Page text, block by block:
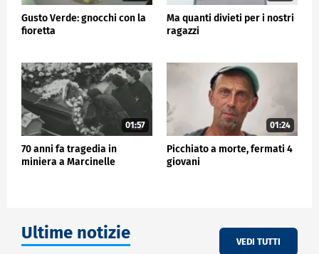
Gusto Verde: gnocchi con la
fioretta
Ma quanti divieti per i nostri
ragazzi
01:57
70 anni fa tragedia in
miniera a Marcinelle
01:24
Picchiato a morte, fermati 4
giovani
Ultime notizie VEDI TUTTI